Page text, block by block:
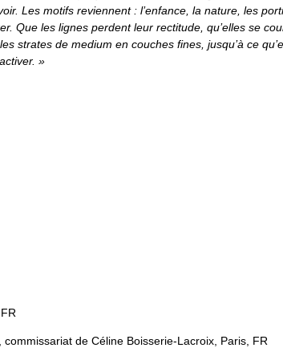
Les motifs reviennent : l’enfance, la nature, les
Que les lignes perdent leur rectitude, qu’elles se
strates de medium en couches fines, jusqu’à ce
»
de Céline Boisserie-Lacroix, Paris, FR